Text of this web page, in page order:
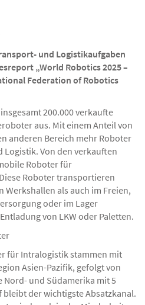
und Logistikaufgaben
„World Robotics 2025 –
Federation of Robotics
200.000 verkaufte
aus. Mit einem Anteil von
anderen Bereich mehr Roboter
Von den verkauften
Roboter für
Roboter transportieren
Werkshallen als auch im Freien,
oder im Lager
von LKW oder Paletten.
für Intralogistik stammen mit
Asien-Pazifik, gefolgt von
Nord- und Südamerika mit 5
der wichtigste Absatzkanal.